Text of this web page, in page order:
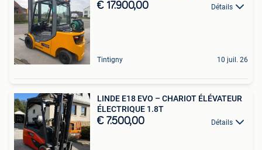
€ 17.900,00 Détails
Tintigny 10 juil. 26
LINDE E18 EVO – CHARIOT ÉLÉVATEUR
ÉLECTRIQUE 1.8T
€ 7.500,00 Détails